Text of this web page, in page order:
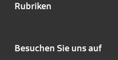
Rubriken
Besuchen Sie uns auf